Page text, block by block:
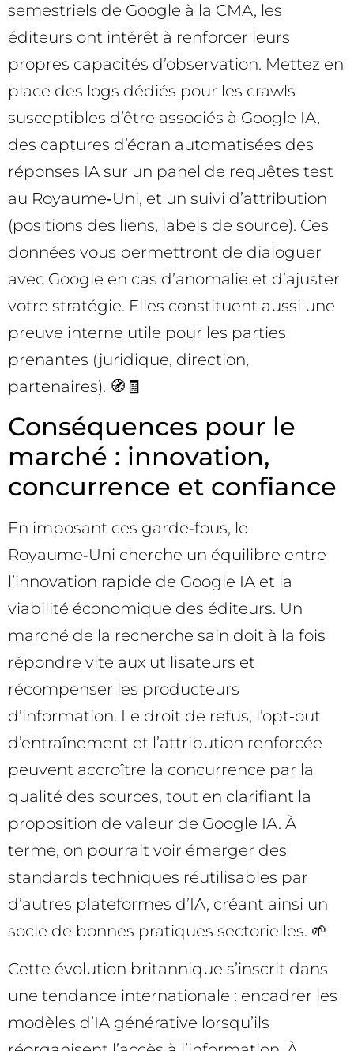
semestriels de Google à la CMA, les
éditeurs ont intérêt à renforcer leurs
propres capacités d’observation. Mettez en
place des logs dédiés pour les crawls
susceptibles d’être associés à Google IA,
des captures d’écran automatisées des
réponses IA sur un panel de requêtes test
au Royaume‑Uni, et un suivi d’attribution
(positions des liens, labels de source). Ces
données vous permettront de dialoguer
avec Google en cas d’anomalie et d’ajuster
votre stratégie. Elles constituent aussi une
preuve interne utile pour les parties
prenantes (juridique, direction,
partenaires). 🧭🧾
Conséquences pour le
marché : innovation,
concurrence et confiance
En imposant ces garde‑fous, le
Royaume‑Uni cherche un équilibre entre
l’innovation rapide de Google IA et la
viabilité économique des éditeurs. Un
marché de la recherche sain doit à la fois
répondre vite aux utilisateurs et
récompenser les producteurs
d’information. Le droit de refus, l’opt‑out
d’entraînement et l’attribution renforcée
peuvent accroître la concurrence par la
qualité des sources, tout en clarifiant la
proposition de valeur de Google IA. À
terme, on pourrait voir émerger des
standards techniques réutilisables par
d’autres plateformes d’IA, créant ainsi un
socle de bonnes pratiques sectorielles. 🌱
Cette évolution britannique s’inscrit dans
une tendance internationale : encadrer les
modèles d’IA générative lorsqu’ils